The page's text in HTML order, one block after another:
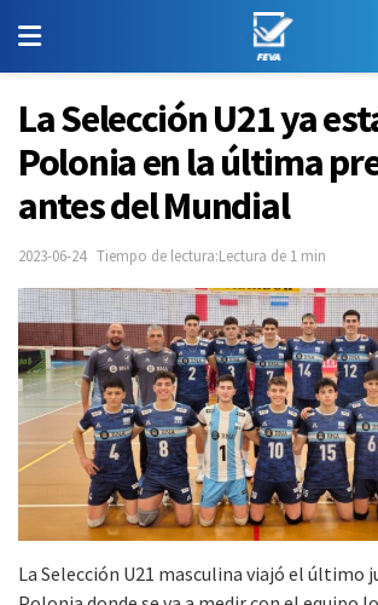
La Selección U21 ya
Polonia en la última
antes del Mundial
2023-06-24 Tiempo de lectura:Lectura de 1 min
La Selección U21 masculina viajó el último